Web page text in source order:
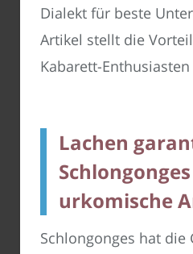
Dialekt für beste
Artikel stellt die
Kabarett-
Lachen
urkomische
Schlongonges hat die